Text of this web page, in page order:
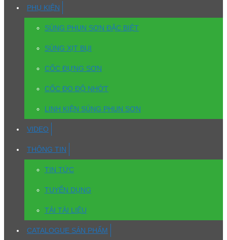
PHỤ KIỆN
SÚNG PHUN SƠN ĐẶC BIỆT
SÚNG XỊT BỤI
CỐC ĐỰNG SƠN
CỐC ĐO ĐỘ NHỚT
LINH KIỆN SÚNG PHUN SƠN
VIDEO
THÔNG TIN
TIN TỨC
TUYỂN DỤNG
TẢI TÀI LIỆU
CATALOGUE SẢN PHẨM